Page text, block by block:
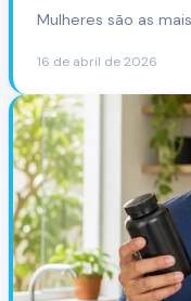
Mulheres são as
16 de abril de 2026